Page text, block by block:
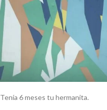
Tenía 6 meses tu hermanita.